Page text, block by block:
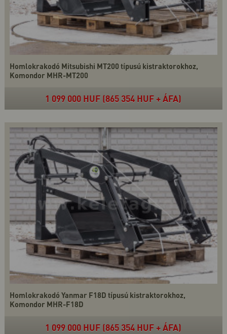
Homlokrakodó Mitsubishi MT200 típusú kistraktorokhoz,
Komondor MHR-MT200
1 099 000 HUF (865 354 HUF + ÁFA)
Homlokrakodó Yanmar F18D típusú kistraktorokhoz,
Komondor MHR-F18D
1 099 000 HUF (865 354 HUF + ÁFA)